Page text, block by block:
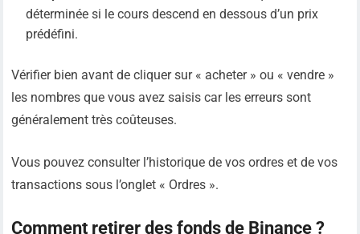
déterminée si le cours descend en dessous d’un prix
prédéfini.
Vérifier bien avant de cliquer sur « acheter » ou « vendre »
les nombres que vous avez saisis car les erreurs sont
généralement très coûteuses.
Vous pouvez consulter l’historique de vos ordres et de vos
transactions sous l’onglet « Ordres ».
Comment retirer des fonds de Binance ?